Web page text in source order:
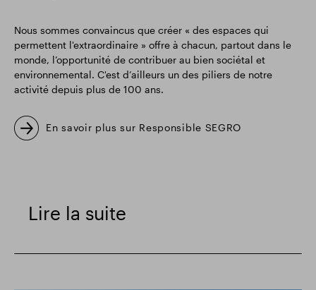
Nous sommes convaincus que créer « des espaces qui
permettent l'extraordinaire » offre à chacun, partout dans le
monde, l’opportunité de contribuer au bien sociétal et
environnemental. C'est d’ailleurs un des piliers de notre
activité depuis plus de 100 ans.
En savoir plus sur Responsible SEGRO
Lire la suite